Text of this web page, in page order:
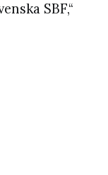
SBF,“